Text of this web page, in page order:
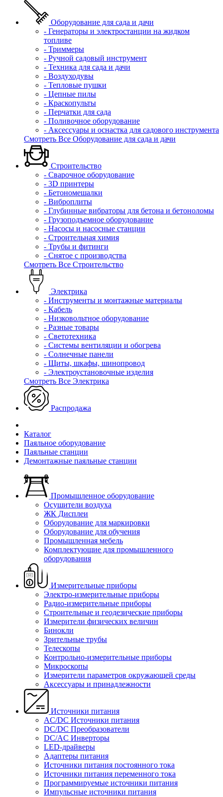
Оборудование для сада и дачи
- Генераторы и электростанции на жидком
топливе
- Триммеры
- Ручной садовый инструмент
- Техника для сада и дачи
- Воздуходувы
- Тепловые пушки
- Цепные пилы
- Краскопульты
- Перчатки для сада
- Поливочное оборудование
- Аксессуары и оснастка для садового инструмента
Смотреть Все Оборудование для сада и дачи
Строительство
- Сварочное оборудование
- 3D принтеры
- Бетономешалки
- Виброплиты
- Глубинные вибраторы для бетона и бетоноломы
- Грузоподъемное оборудование
- Насосы и насосные станции
- Строительная химия
- Трубы и фитинги
- Снятое с производства
Смотреть Все Строительство
Электрика
- Инструменты и монтажные материалы
- Кабель
- Низковольтное оборудование
- Разные товары
- Светотехника
- Системы вентиляции и обогрева
- Солнечные панели
- Щиты, шкафы, шинопровод
- Электроустановочные изделия
Смотреть Все Электрика
Распродажа
Каталог
Паяльное оборудование
Паяльные станции
Демонтажные паяльные станции
Промышленное оборудование
Осушители воздуха
ЖК Дисплеи
Оборудование для маркировки
Оборудование для обучения
Промышленная мебель
Комплектующие для промышленного
оборудования
Измерительные приборы
Электро-измерительные приборы
Радио-измерительные приборы
Строительные и геодезические приборы
Измерители физических величин
Бинокли
Зрительные трубы
Телескопы
Контрольно-измерительные приборы
Микроскопы
Измерители параметров окружающей среды
Аксессуары и принадлежности
Источники питания
AC/DC Источники питания
DC/DC Преобразователи
DC/AC Инверторы
LED-драйверы
Адаптеры питания
Источники питания постоянного тока
Источники питания переменного тока
Программируемые источники питания
Импульсные источники питания